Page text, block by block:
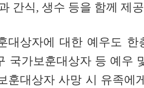
간식, 생수 등을 함께 제
대상자에 대한 예우도
국가보훈대상자 등 예우
훈대상자 사망 시 유족에